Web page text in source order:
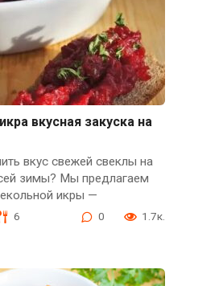
вкусная закуска на
вкус свежей свеклы на
зимы? Мы предлагаем
икры —
6 0 1.7к.